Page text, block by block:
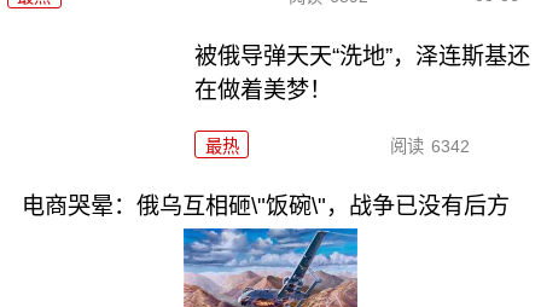
被俄导弹天天“洗地”，泽连斯基还
在做着美梦！
最热 阅读 6342
电商哭晕：俄乌互相砸\"饭碗\"，战争已没有后方